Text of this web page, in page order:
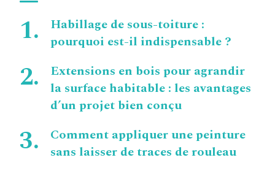
Habillage de sous-toiture :
pourquoi est-il indispensable ?
Extensions en bois pour agrandir
la surface habitable : les avantages
d’un projet bien conçu
Comment appliquer une peinture
sans laisser de traces de rouleau